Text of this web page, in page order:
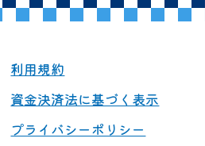
利用規約
資金決済法に基づく表示
プライバシーポリシー